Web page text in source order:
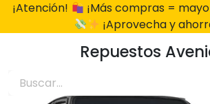
¡Atención!
¡Más compras =
¡Aprovecha y
Repuestos